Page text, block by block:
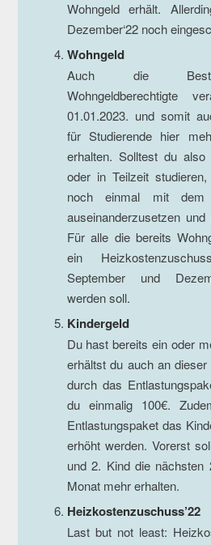
Wohngeld erhält.
Dezember‘22 noch
Wohngeld
Auch die
Wohngeldberechtigte
01.01.2023. und somit
für Studierende hier
erhalten. Solltest du
oder in Teilzeit
noch einmal mit dem
auseinanderzusetzen
Für alle die bereits
ein
September und
werden soll.
Kindergeld
Du hast bereits ein oder
erhältst du auch an
durch das
du einmalig 100€.
Entlastungspaket das
erhöht werden. Vorerst
und 2. Kind die nächsten
Monat mehr erhalten.
Heizkostenzuschuss’22
Last but not least: